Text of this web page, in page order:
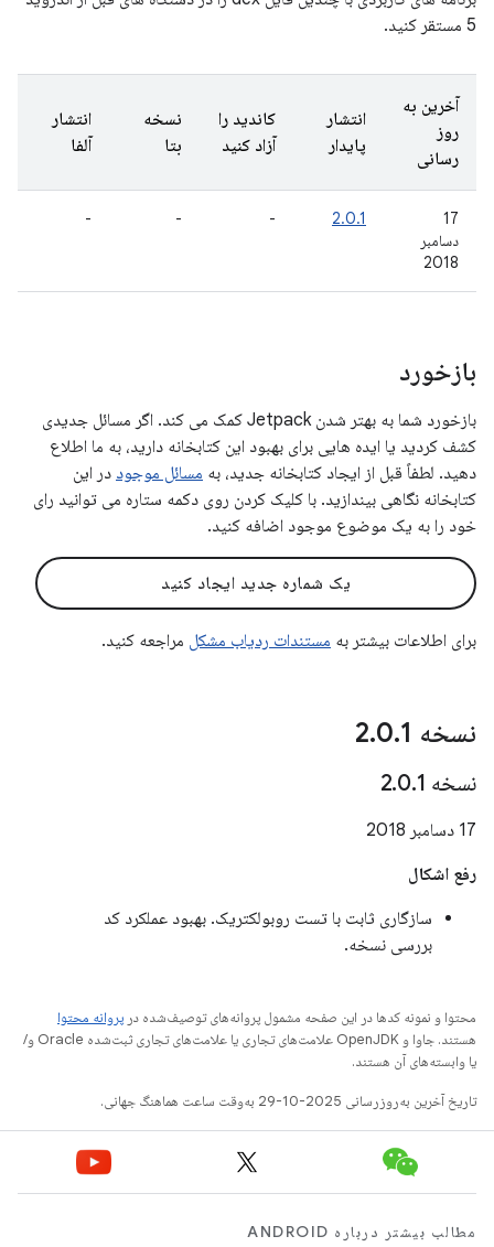
5 مستقر کنید.
آخرین به
روز
رسانی
انتشار
پایدار
کاندید را
آزاد کنید
نسخه
بتا
انتشار
آلفا
17
دسامبر
2018
2.0.1
-
-
-
بازخورد
بازخورد شما به بهتر شدن Jetpack کمک می کند. اگر مسائل جدیدی
کشف کردید یا ایده هایی برای بهبود این کتابخانه دارید، به ما اطلاع
دهید. لطفاً قبل از ایجاد کتابخانه جدید، به مسائل موجود در این
کتابخانه نگاهی بیندازید. با کلیک کردن روی دکمه ستاره می توانید رای
خود را به یک موضوع موجود اضافه کنید.
یک شماره جدید ایجاد کنید
برای اطلاعات بیشتر به مستندات ردیاب مشکل مراجعه کنید.
نسخه 2 .0.1
نسخه 2 .0.1
17 دسامبر 2018
رفع اشکال
سازگاری ثابت با تست روبولکتریک. بهبود عملکرد کد
بررسی نسخه.
محتوا و نمونه کدها در این صفحه مشمول پروانه‌های توصیف‌شده در پروانه محتوا
هستند. جاوا و OpenJDK علامت‌های تجاری یا علامت‌های تجاری ثبت‌شده Oracle و/
یا وابسته‌های آن هستند.
تاریخ آخرین به‌روزرسانی 2025-10-29 به‌وقت ساعت هماهنگ جهانی.
مطالب بیشتر درباره ANDROID